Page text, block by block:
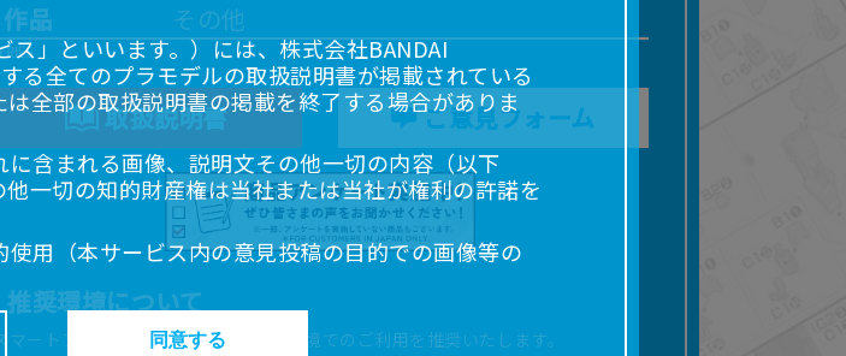
作品 その他
取扱説明書 ご意見フォーム
推奨環境について
マートフォン、タブレットは以下の環境でのご利用を推奨いたします。
」といいます。）には、株式会社BANDAI
る全てのプラモデルの取扱説明書が掲載されている
全部の取扱説明書の掲載を終了する場合がありま
含まれる画像、説明文その他一切の内容（以下
一切の知的財産権は当社または当社が権利の許諾を
用（本サービス内の意見投稿の目的での画像等の
。
商品に同梱されたものと異なる場合があります。
同意する